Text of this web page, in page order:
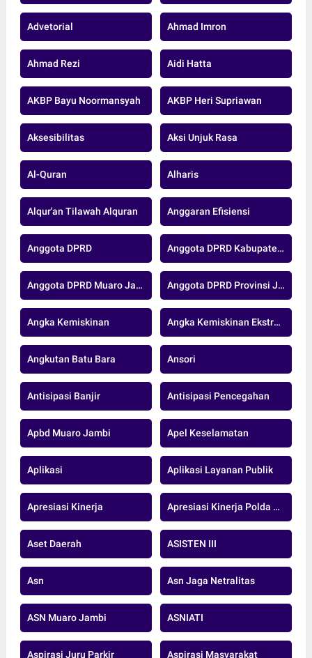
Advetorial Ahmad Imron
Ahmad Rezi Aidi Hatta
AKBP Bayu Noormansyah AKBP Heri Supriawan
Aksesibilitas Aksi Unjuk Rasa
Al-Quran Alharis
Alqur'an Tilawah Alquran Anggaran Efisiensi
Anggota DPRD Anggota DPRD Kabupaten Muaro Jambi
Anggota DPRD Muaro Jambi Anggota DPRD Provinsi Jambi
Angka Kemiskinan Angka Kemiskinan Ekstrem
Angkutan Batu Bara Ansori
Antisipasi Banjir Antisipasi Pencegahan
Apbd Muaro Jambi Apel Keselamatan
Aplikasi Aplikasi Layanan Publik
Apresiasi Kinerja Apresiasi Kinerja Polda Jambi
Aset Daerah ASISTEN III
Asn Asn Jaga Netralitas
ASN Muaro Jambi ASNIATI
Aspirasi Juru Parkir Aspirasi Masyarakat